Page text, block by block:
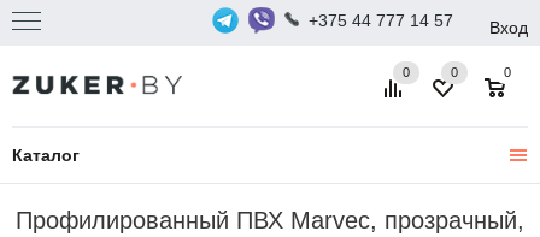
+375 44 777 14 57 Вход
Каталог
0 0
0
Профилированный ПВХ Marvec, прозрачный,